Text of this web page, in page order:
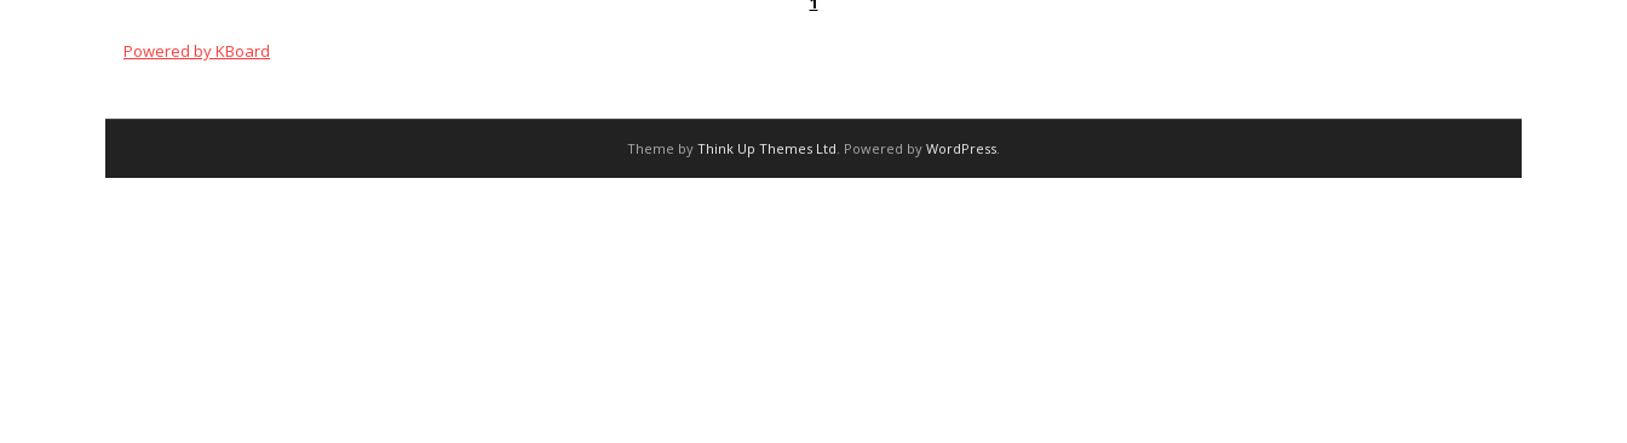
Powered by KBoard
Theme by Think Up Themes Ltd . Powered by WordPress